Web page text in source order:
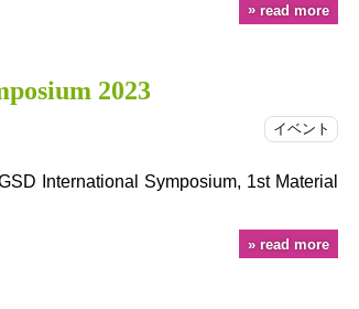
read more
2023
イベント
International Symposium, 1st Material
read more